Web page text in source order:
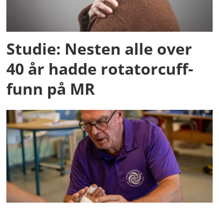
Studie: Nesten alle over
40 år hadde rotatorcuff-
funn på MR